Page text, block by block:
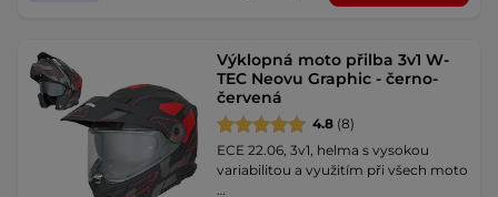
Výklopná moto přilba 3v1 W-
TEC Neovu Graphic - černo-
červená
4.8 (8)
ECE 22.06, 3v1, helma s vysokou
variabilitou a využitím při všech moto
…